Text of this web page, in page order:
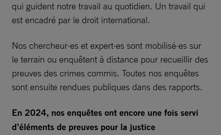
qui guident notre travail au quotidien. Un travail qui
est encadré par le droit international.
Nos chercheur·es et expert·es sont mobilisé·es sur
le terrain ou enquêtent à distance pour recueillir des
preuves des crimes commis. Toutes nos enquêtes
sont ensuite rendues publiques dans des rapports.
En 2024, nos enquêtes ont encore une fois servi
d’éléments de preuves pour la justice